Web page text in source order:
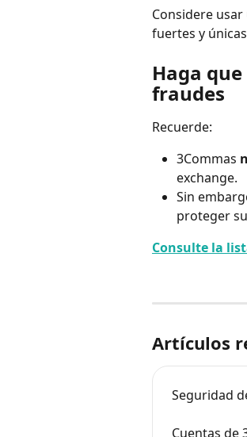
Considere
fuertes y
Haga
fraudes
Recuerde:
3Commas
exchange.
Sin
proteger
Consulte la
Artículos
Seguridad
Cuentas de